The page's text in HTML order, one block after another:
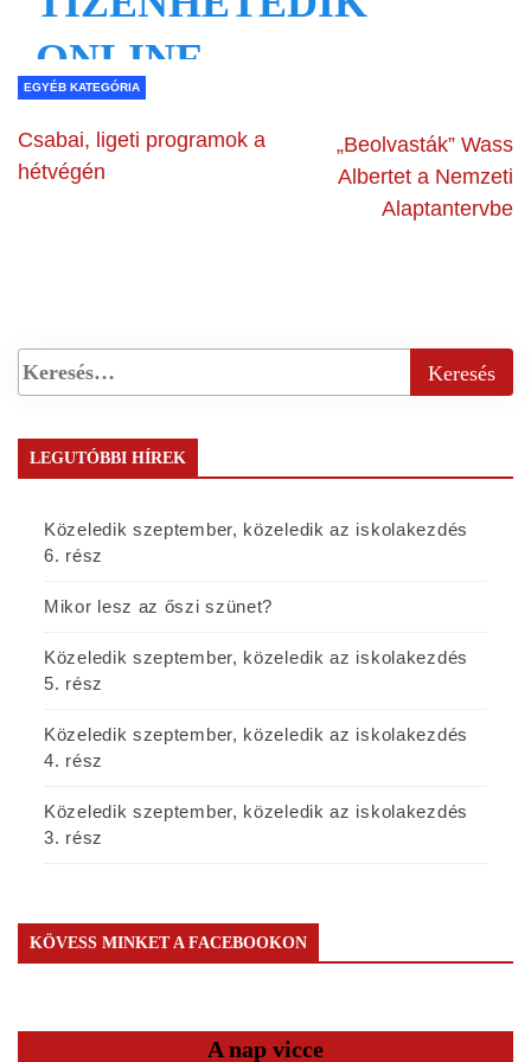
EGYÉB KATEGÓRIA
Csabai, ligeti programok a
hétvégén
„Beolvasták” Wass
Albertet a Nemzeti
Alaptantervbe
LEGUTÓBBI HÍREK
Közeledik szeptember, közeledik az iskolakezdés
6. rész
Mikor lesz az őszi szünet?
Közeledik szeptember, közeledik az iskolakezdés
5. rész
Közeledik szeptember, közeledik az iskolakezdés
4. rész
Közeledik szeptember, közeledik az iskolakezdés
3. rész
KÖVESS MINKET A FACEBOOKON
A nap vicce